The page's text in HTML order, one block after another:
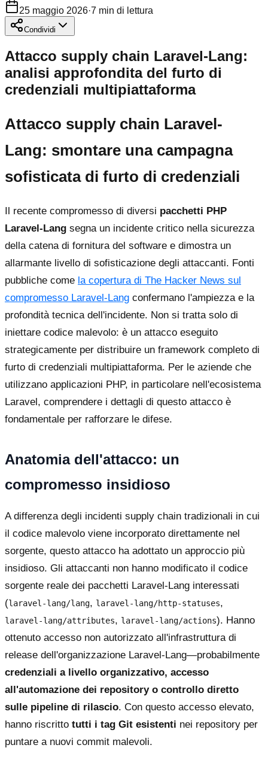
25 maggio 2026·7 min di lettura
Condividi
Attacco supply chain Laravel-Lang:
analisi approfondita del furto di
credenziali multipiattaforma
Attacco supply chain Laravel-
Lang: smontare una campagna
sofisticata di furto di credenziali
Il recente compromesso di diversi pacchetti PHP
Laravel-Lang segna un incidente critico nella sicurezza
della catena di fornitura del software e dimostra un
allarmante livello di sofisticazione degli attaccanti. Fonti
pubbliche come la copertura di The Hacker News sul
compromesso Laravel-Lang confermano l'ampiezza e la
profondità tecnica dell'incidente. Non si tratta solo di
iniettare codice malevolo: è un attacco eseguito
strategicamente per distribuire un framework completo di
furto di credenziali multipiattaforma. Per le aziende che
utilizzano applicazioni PHP, in particolare nell'ecosistema
Laravel, comprendere i dettagli di questo attacco è
fondamentale per rafforzare le difese.
Anatomia dell'attacco: un
compromesso insidioso
A differenza degli incidenti supply chain tradizionali in cui
il codice malevolo viene incorporato direttamente nel
sorgente, questo attacco ha adottato un approccio più
insidioso. Gli attaccanti non hanno modificato il codice
sorgente reale dei pacchetti Laravel-Lang interessati
(laravel-lang/lang, laravel-lang/http-statuses,
laravel-lang/attributes, laravel-lang/actions). Hanno
ottenuto accesso non autorizzato all'infrastruttura di
release dell'organizzazione Laravel-Lang—probabilmente
credenziali a livello organizzativo, accesso
all'automazione dei repository o controllo diretto
sulle pipeline di rilascio. Con questo accesso elevato,
hanno riscritto tutti i tag Git esistenti nei repository per
puntare a nuovi commit malevoli.